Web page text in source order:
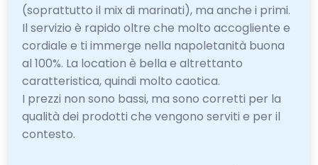
(soprattutto il mix di marinati), ma anche i primi.
Il servizio è rapido oltre che molto accogliente e
cordiale e ti immerge nella napoletanità buona
al 100%. La location è bella e altrettanto
caratteristica, quindi molto caotica.
I prezzi non sono bassi, ma sono corretti per la
qualità dei prodotti che vengono serviti e per il
contesto.